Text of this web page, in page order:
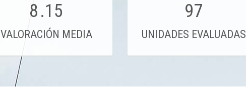
8.15
VALORACIÓN MEDIA
97
UNIDADES EVALUADAS